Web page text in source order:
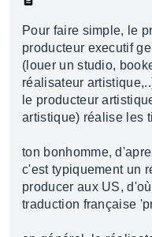
Pour faire simple, le
producteur executif
(louer un studio,
réalisateur
le producteur
artistique) réalise les
ton bonhomme,
c'est typiquement un
producer aux US,
traduction française